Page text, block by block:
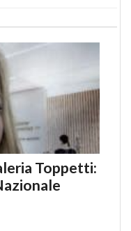
Toppetti: